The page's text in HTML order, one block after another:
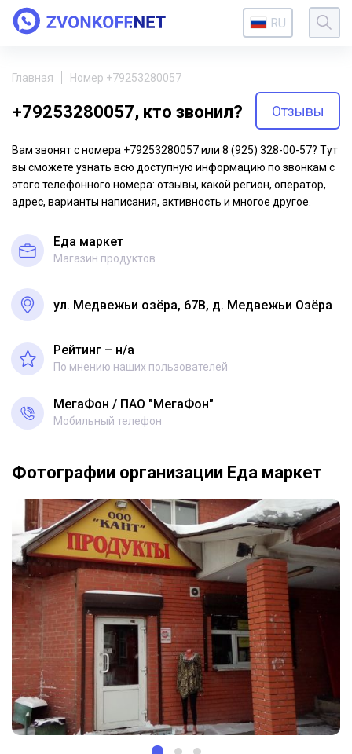
RU
Главная Номер +79253280057
+79253280057, кто звонил? Отзывы
Вам звонят с номера +79253280057 или 8 (925) 328-00-57? Тут
вы сможете узнать всю доступную информацию по звонкам с
этого телефонного номера: отзывы, какой регион, оператор,
адрес, варианты написания, активность и многое другое.
Еда маркет
Магазин продуктов
ул. Медвежьи озёра, 67В, д. Медвежьи Озёра
Рейтинг – н/a
По мнению наших пользователей
МегаФон ПАО "МегаФон"
Мобильный телефон
Фотографии организации Еда маркет